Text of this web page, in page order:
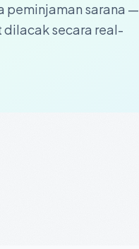
peminjaman sarana —
dilacak secara real-